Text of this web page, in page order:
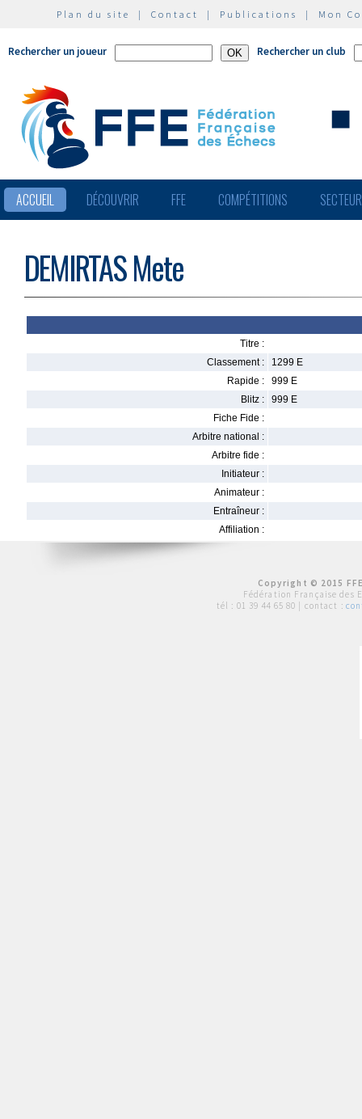
Plan du site | Contact | Publications | Mon
Rechercher un joueur Rechercher un club
ACCUEIL DÉCOUVRIR FFE COMPÉTITIONS
DEMIRTAS Mete
Titre :
Classement :
1299 E
Rapide :
999 E
Blitz :
999 E
Fiche Fide :
Arbitre national :
Arbitre fide :
Initiateur :
Animateur :
Entraîneur :
Affiliation :
Copyright © 2015
Fédération Française des
tél : 01 39 44 65 80 | contact :